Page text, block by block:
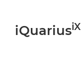
iQuariusiX